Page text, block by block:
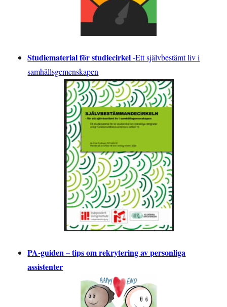
Studiematerial för studiecirkel-Ett självbestämt liv i
samhällsgemenskapen
PA-guiden – tips om rekrytering av personliga
assistenter